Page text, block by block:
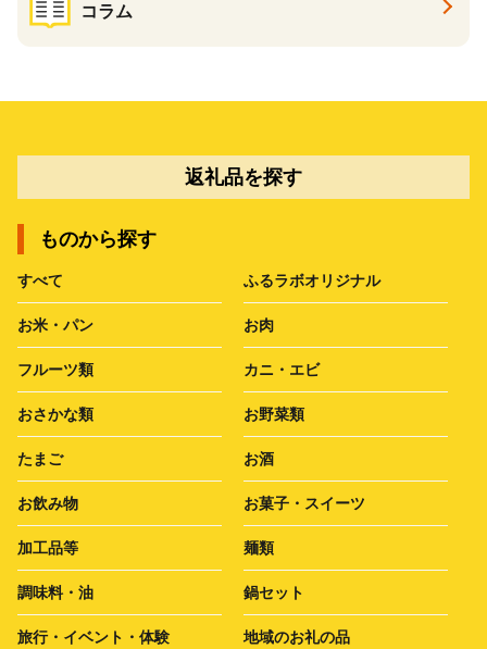
コラム
返礼品を探す
ものから探す
すべて ふるラボオリジナル
お米・パン お肉
フルーツ類 カニ・エビ
おさかな類 お野菜類
たまご お酒
お飲み物 お菓子・スイーツ
加工品等 麺類
調味料・油 鍋セット
旅行・イベント・体験 地域のお礼の品